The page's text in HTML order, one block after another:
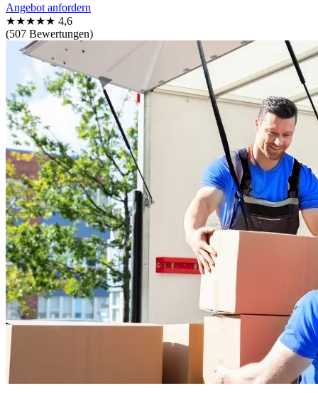
Angebot anfordern
★★★★★ 4,6
(507 Bewertungen)